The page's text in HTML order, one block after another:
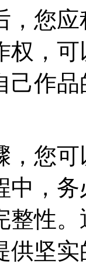
，您
权，
己作
，您
中，
整性
供坚